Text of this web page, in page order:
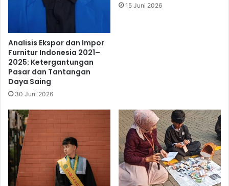
Analisis Ekspor dan Impor
Furnitur Indonesia 2021–
2025: Ketergantungan
Pasar dan Tantangan
Daya Saing
30 Juni 2026
15 Juni 2026